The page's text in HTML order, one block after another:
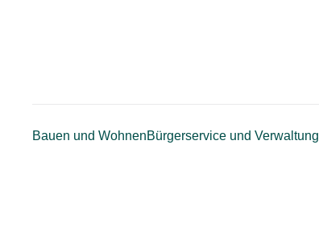
Bauen und WohnenBürgerservice und Verwaltung